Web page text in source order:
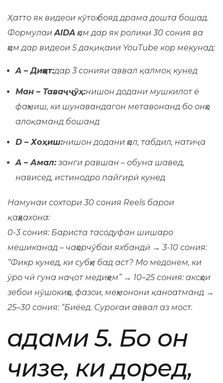
Ҳатто як видеои кӯтоҳ бояд драма дошта бошад.
ФормулаиAIDAҳам дар як ролики 30 сония ва
ҳам дар видеои 5 дақиқаии YouTube кор мекунад:
A – Диққат:дар 3 сонияи аввал қалмоқ кунед
Ман – Таваҷҷӯҳ:нишон додани мушкилот ё
фаҳмиш, ки шунавандагон метавонанд бо онҳо
алоқаманд бошанд
D – Хоҳиш:нишон додани ҳал, табдил, натиҷа
A – Амал:занги равшан – обуна шавед,
нависед, истинодро пайгирӣ кунед
Намунаи сохтори 30 сония Reels барои
қаҳвахона:
0-3 сония: Бариста тасодуфан шишаро
мешиканад – чаҳорчӯбаи яхбандӣ → 3-10 сония:
“Фикр кунед, ки субҳи бад аст? Мо медонем, ки
ӯро чӣ гуна наҷот медиҳем” → 10–25 сония: аксҳои
зебои нӯшокиҳо, фазои, меҳмонони қаноатманд →
25–30 сония: “Биёед. Суроғаи аввал аз мост.
Қадами 5. Бо он
чизе, ки доред,